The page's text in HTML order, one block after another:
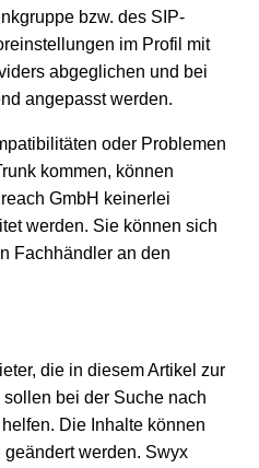
bzw. des SIP-
im Profil mit
abgeglichen und bei
angepasst werden.
oder Problemen
kommen, können
GmbH keinerlei
werden. Sie können sich
Fachhändler an den
die in diesem Artikel zur
bei der Suche nach
Die Inhalte können
werden. Swyx